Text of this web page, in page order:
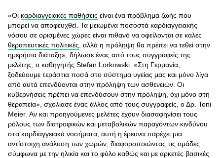
«Οι καρδιαγγειακές παθήσεις είναι ένα πρόβλημα ζωής που
μπορεί να αποφευχθεί. Τα μειωμένα ποσοστά καρδιαγγειακής
νόσου σε ορισμένες χώρες είναι πιθανό να οφείλονται σε καλές
θεραπευτικές πολιτικές , αλλά η πρόληψη θα πρέπει να τεθεί στην
ημερήσια διάταξη», δήλωσε ένας από τους συγγραφείς της
μελέτης, ο καθηγητής Stefan Lorkowski. «Στη Γερμανία,
ξοδεύουμε τεράστια ποσά στο σύστημα υγείας μας και μόνο λίγα
από αυτά επενδύονται στην πρόληψη των ασθενειών. Οι
κυβερνήσεις πρέπει να επενδύσουν στην πρόληψη, όχι μόνο στη
θεραπεία», σχολίασε ένας άλλος από τους συγγραφείς, ο Δρ. Toni
Meier. Αν και προηγούμενες μελέτες έχουν διασαφηνίσει τους
ρόλους των διατροφικών και μεταβολικών παραγόντων κινδύνου
στα καρδιαγγειακά νοσήματα, αυτή η έρευνα παρέχει μια
αντίστοιχη ανάλυση των χωρών, διαφοροποιώντας τις ομάδες
σύμφωνα με την ηλικία και το φύλο καθώς και με αρκετές βασικές